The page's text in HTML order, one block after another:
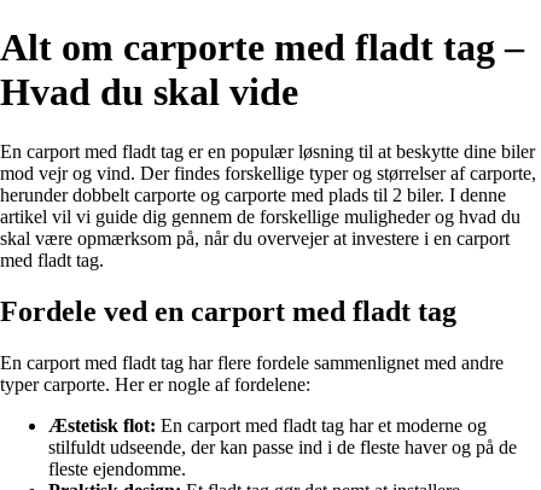
Alt om carporte med fladt tag –
Hvad du skal vide
En carport med fladt tag er en populær løsning til at beskytte dine biler
mod vejr og vind. Der findes forskellige typer og størrelser af carporte,
herunder dobbelt carporte og carporte med plads til 2 biler. I denne
artikel vil vi guide dig gennem de forskellige muligheder og hvad du
skal være opmærksom på, når du overvejer at investere i en carport
med fladt tag.
Fordele ved en carport med fladt tag
En carport med fladt tag har flere fordele sammenlignet med andre
typer carporte. Her er nogle af fordelene:
Æstetisk flot: En carport med fladt tag har et moderne og
stilfuldt udseende, der kan passe ind i de fleste haver og på de
fleste ejendomme.